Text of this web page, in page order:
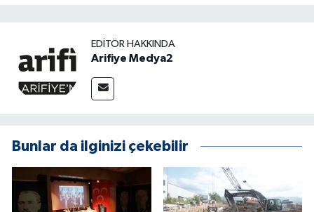
EDITÖR HAKKINDA
Arifiye Medya2
Bunlar da ilginizi çekebilir